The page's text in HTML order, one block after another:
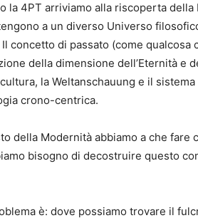
la 4PT arriviamo alla riscoperta
a un diverso Universo
concetto di passato (come qualcosa
della dimensione dell’Eternità e
la Weltanschauung e il
crono-centrica.
della Modernità abbiamo a che
bisogno di decostruire questo
è: dove possiamo trovare il